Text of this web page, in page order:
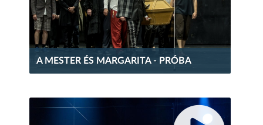
A MESTER ÉS MARGARITA - PRÓBA